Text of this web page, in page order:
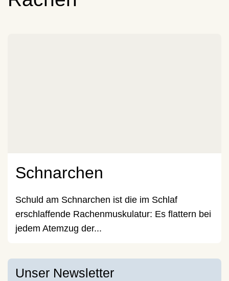
Schnarchen
Schuld am Schnarchen ist die im Schlaf
erschlaffende Rachenmuskulatur: Es flattern bei
jedem Atemzug der...
Unser Newsletter